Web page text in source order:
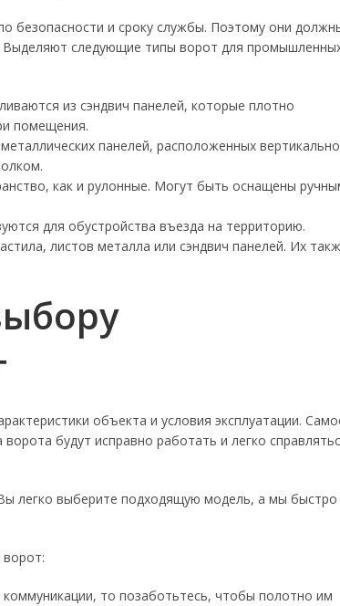
безопасности и сроку службы. Поэтому они
следующие типы ворот для
из сэндвич панелей, которые плотно
помещения.
панелей, расположенных
как и рулонные. Могут быть оснащены
для обустройства въезда на территорию.
листов металла или сэндвич панелей. Их
объекта и условия эксплуатации.
будут исправно работать и легко
легко выберите подходящую модель, а мы быстро
то позаботьтесь, чтобы полотно им